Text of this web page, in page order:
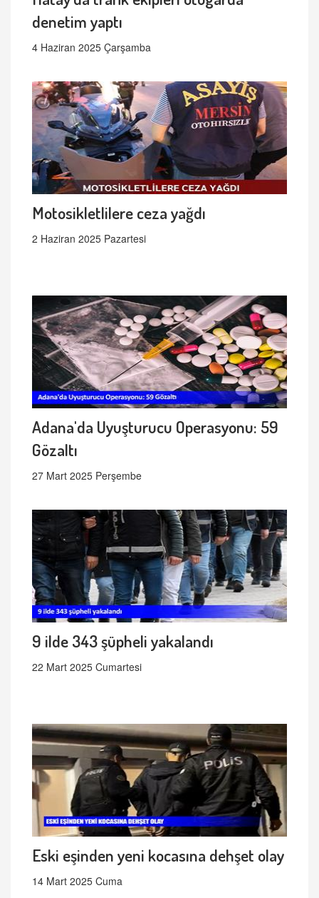
denetim yaptı
4 Haziran 2025 Çarşamba
Motosikletlilere ceza yağdı
2 Haziran 2025 Pazartesi
Adana'da Uyuşturucu Operasyonu: 59
Gözaltı
27 Mart 2025 Perşembe
9 ilde 343 şüpheli yakalandı
22 Mart 2025 Cumartesi
Eski eşinden yeni kocasına dehşet olay
14 Mart 2025 Cuma